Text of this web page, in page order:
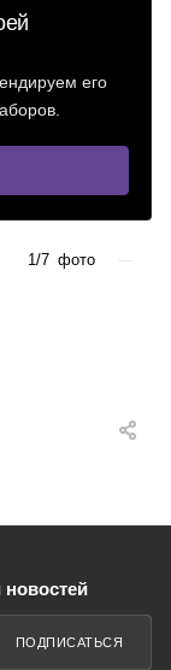
его
1/7 фото
ПОДПИСАТЬСЯ